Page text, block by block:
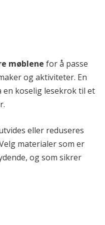
møblene for å passe
og aktiviteter. En
en koselig lesekrok til et
eller reduseres
materialer som er
og som sikrer